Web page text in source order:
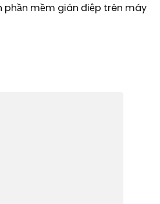
phần mềm gián điệp trên máy